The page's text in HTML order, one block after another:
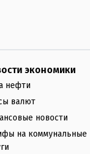
экономики
нефти
валют
новости
на коммунальные